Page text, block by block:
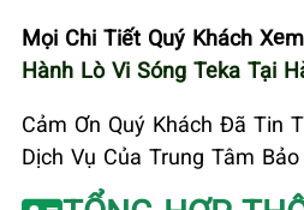
Mọi Chi Tiết Quý Khách
Hành Lò Vi Sóng Teka Tại
Cảm Ơn Quý Khách Đã Tin
Dịch Vụ Của Trung Tâm